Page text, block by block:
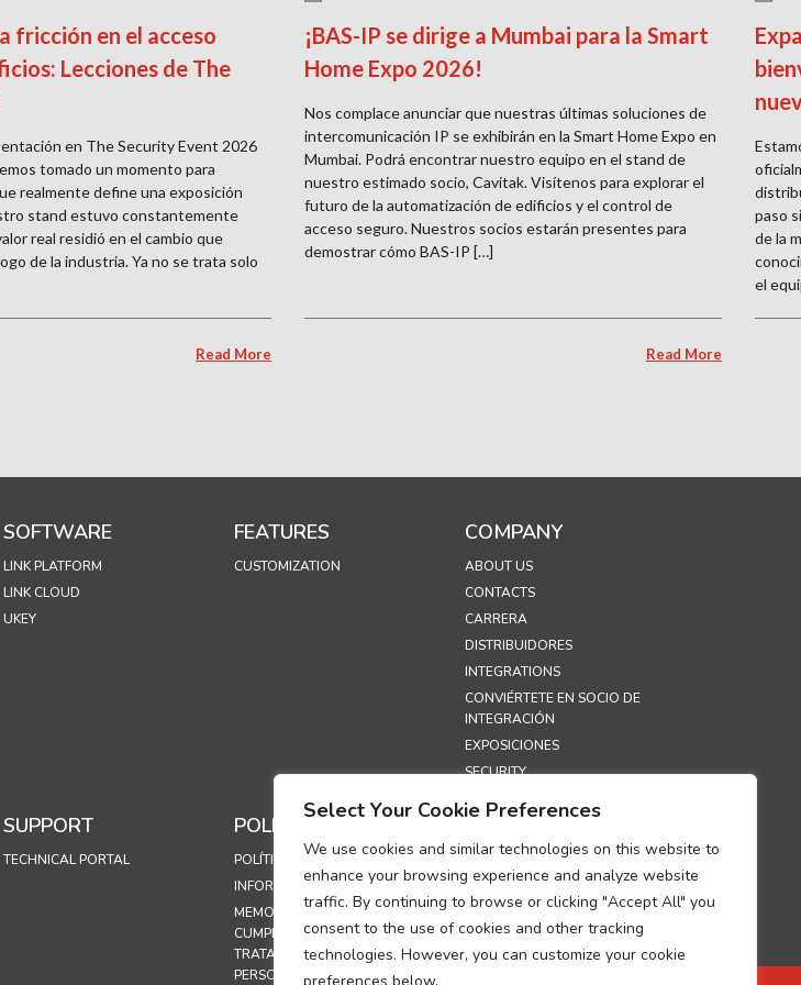
Select Your Cookie Preferences
We use cookies and similar technologies on this website to
enhance your browsing experience and analyze website
traffic. By continuing to browse or clicking "Accept All" you
consent to the use of cookies and other tracking
technologies. However, you can customize your cookie
fricción en el acceso
Lecciones de The
en The Security Event 2026
tomado un momento para
realmente define una exposición
stand estuvo constantemente
real residió en el cambio que
de la industria. Ya no se trata solo
Read More
¡BAS-IP se dirige a Mumbai para la Smart
Home Expo 2026!
Nos complace anunciar que nuestras últimas soluciones de
intercomunicación IP se exhibirán en la Smart Home Expo en
Mumbai. Podrá encontrar nuestro equipo en el stand de
nuestro estimado socio, Cavitak. Visítenos para explorar el
futuro de la automatización de edificios y el control de
acceso seguro. Nuestros socios estarán presentes para
demostrar cómo BAS-IP […]
Read More
paso
de la
el
SOFTWARE
LINK PLATFORM
LINK CLOUD
UKEY
FEATURES
CUSTOMIZATION
COMPANY
ABOUT US
CONTACTS
CARRERA
DISTRIBUIDORES
INTEGRATIONS
CONVIÉRTETE EN SOCIO DE
INTEGRACIÓN
EXPOSICIONES
SECURITY
SUPPORT
TECHNICAL PORTAL
POLICIES
POLÍTICA DE PRIVACIDAD
INFORMASJONSKAPSLER
MEMORANDO SOBRE EL
CUMPLIMIENTO DEL
TRATAMIENTO DE DATOS
PERSONALES